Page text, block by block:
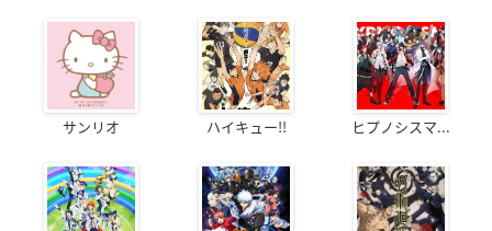
サンリオ ハイキュー!! ヒプノシスマ...